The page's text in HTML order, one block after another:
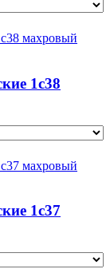
1с38
1с37